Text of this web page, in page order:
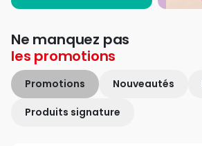
Ne manquez pas
les promotions
Promotions Nouveautés
Produits signature